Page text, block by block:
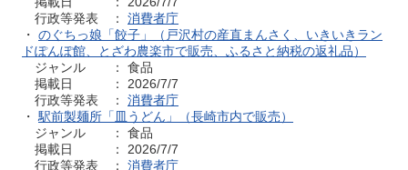
行政等発表 ： 消費者庁
・ のぐちっ娘「餃子」（戸沢村の産直まんさく、いきいきラン
ドぽんぽ館、とざわ農楽市で販売、ふるさと納税の返礼品）
ジャンル ： 食品
掲載日 ： 2026/7/7
行政等発表 ： 消費者庁
・駅前製麺所「皿うどん」（長崎市内で販売）
ジャンル ： 食品
掲載日 ： 2026/7/7
行政等発表 ： 消費者庁